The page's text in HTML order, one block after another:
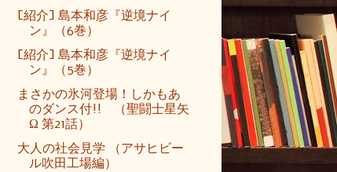
[紹介] 島本和彦『逆境ナイ
ン』（6巻）
[紹介] 島本和彦『逆境ナイ
ン』（5巻）
まさかの氷河登場！しかもあ
のダンス付!! （聖闘士星矢
Ω 第21話）
大人の社会見学 （アサヒビー
ル吹田工場編）